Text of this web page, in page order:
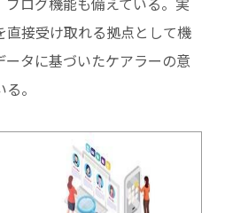
接受け取れる拠点として機
タに基づいたケアラーの意
。